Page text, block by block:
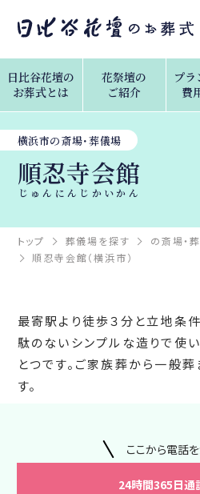
日比谷花壇の
お葬式とは
花祭壇の
ご紹介
プラ
費
横浜市の斎場・葬儀場
順忍寺会館
じゅんにんじかいかん
トップ 葬儀場を探す の斎場・
順忍寺会館（横浜市）
最寄駅より徒歩３分と立地条
駄のないシンプルな造りで使
とつです。ご家族葬から一般
す。
ここから電話
24時間365日通